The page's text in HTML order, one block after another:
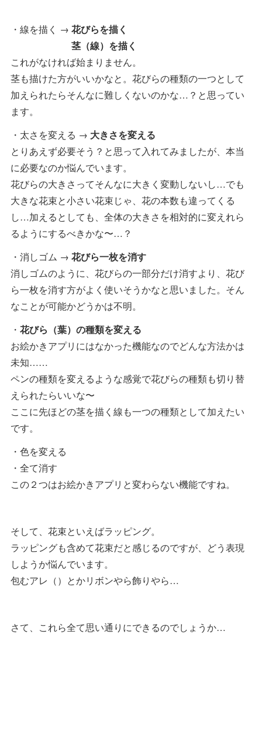
・線を描く → 花びらを描く
茎（線）を描く
これがなければ始まりません。
茎も描けた方がいいかなと。花びらの種類の一つとして
加えられたらそんなに難しくないのかな…？と思ってい
ます。
・太さを変える → 大きさを変える
とりあえず必要そう？と思って入れてみましたが、本当
に必要なのか悩んでいます。
花びらの大きさってそんなに大きく変動しないし…でも
大きな花束と小さい花束じゃ、花の本数も違ってくる
し…加えるとしても、全体の大きさを相対的に変えれら
るようにするべきかな〜…？
・消しゴム → 花びら一枚を消す
消しゴムのように、花びらの一部分だけ消すより、花び
ら一枚を消す方がよく使いそうかなと思いました。そん
なことが可能かどうかは不明。
・ 花びら（葉）の種類を変える
お絵かきアプリにはなかった機能なのでどんな方法かは
未知……
ペンの種類を変えるような感覚で花びらの種類も切り替
えられたらいいな〜
ここに先ほどの茎を描く線も一つの種類として加えたい
です。
・色を変える
・全て消す
この２つはお絵かきアプリと変わらない機能ですね。
そして、花束といえばラッピング。
ラッピングも含めて花束だと感じるのですが、どう表現
しようか悩んでいます。
包むアレ（）とかリボンやら飾りやら…
さて、これら全て思い通りにできるのでしょうか…